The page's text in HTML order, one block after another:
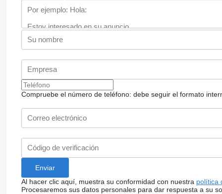
Compruebe el número de teléfono: debe seguir el formato
Al hacer clic aquí, muestra su conformidad con nuestra política
Procesaremos sus datos personales para dar respuesta a su